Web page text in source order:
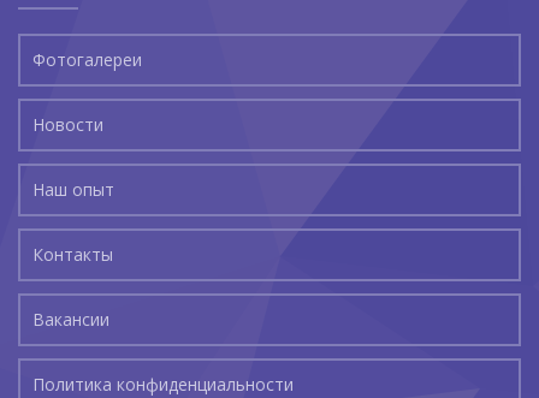
Фотогалереи
Новости
Наш опыт
Контакты
Вакансии
Политика конфиденциальности